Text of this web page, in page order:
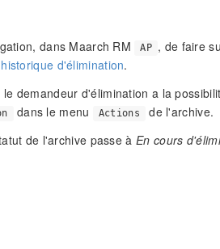
dans Maarch RM AP , de faire
historique d'élimination.
demandeur d'élimination a la
dans le menu Actions
de l'archive.
de l'archive passe à En cours